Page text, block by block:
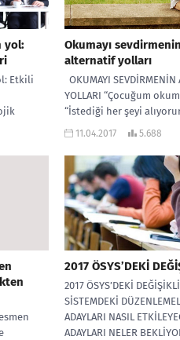
yol:
Etkili
Okumayı sevdirmenin
alternatif yolları
OKUMAYI SEVDİRMENİN
YOLLARI “Çocuğum
“İstediği her şeyi
okumuyor.”, “Önüne kitap
dün...
11.04.2017 5.688
2017 ÖSYS’DEKİ
2017 ÖSYS’DEKİ
SİSTEMDEKİ
ADAYLARI NASIL
ADAYLARI NELER